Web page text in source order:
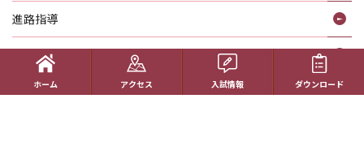
進路指導
受験生の方へ
帰国生の方へ
ホーム アクセス 入試情報 ダウンロード